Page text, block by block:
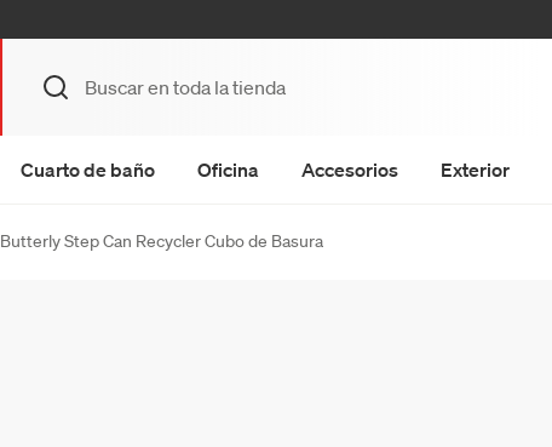
Cuarto de baño Oficina Accesorios Exterior
Butterly Step Can Recycler Cubo de Basura